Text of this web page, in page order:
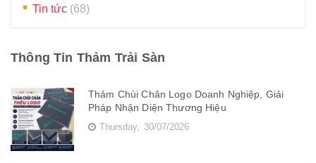
Tin tức (68)
Thông Tin Thảm Trải Sàn
Thảm Chùi Chân Logo Doanh Nghiệp, Giải
Pháp Nhận Diện Thương Hiệu
Thursday, 30/07/2026